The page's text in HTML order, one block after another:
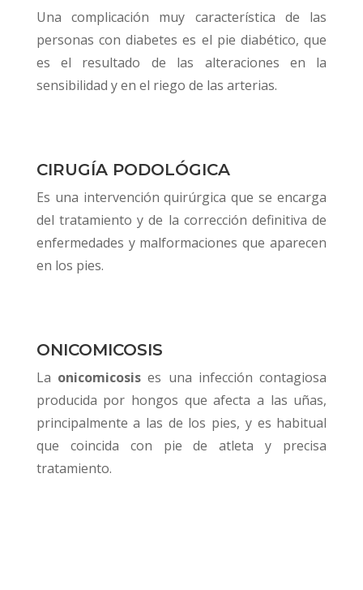
Una complicación muy característica de las
personas con diabetes es el pie diabético, que
es el resultado de las alteraciones en la
sensibilidad y en el riego de las arterias.
CIRUGÍA PODOLÓGICA
Es una intervención quirúrgica que se encarga
del tratamiento y de la corrección definitiva de
enfermedades y malformaciones que aparecen
en los pies.
ONICOMICOSIS
La onicomicosis es una infección contagiosa
producida por hongos que afecta a las uñas,
principalmente a las de los pies, y es habitual
que coincida con pie de atleta y precisa
tratamiento.